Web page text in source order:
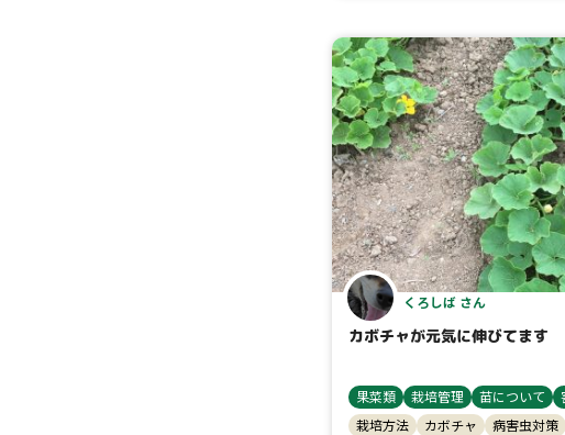
くろしば さん
カボチャが元気に伸びてます
果菜類 栽培管理 苗について
栽培方法
カボチャ 病害虫対策